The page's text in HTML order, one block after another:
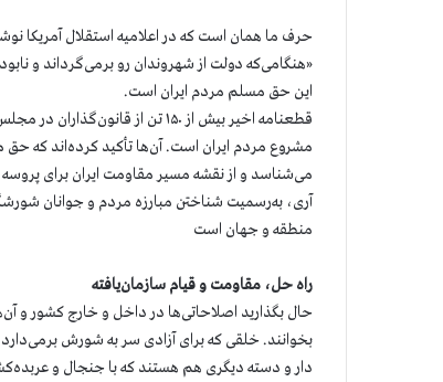
حرف ما همان است که در اعلامیه استقلال آمریکا
«هنگامی‌که دولت از شهروندان رو برمی‌گرداند و
این حق مسلم مردم ایران است.
قطعنامه اخیر بیش از ۱۵۰ تن از
مشروع مردم ایران است. آن‌ها تأکید کرده‌اند که حق
می‌شناسد و از نقشه مسیر مقاومت ایران برای
آری، به‌رسمیت شناختن مبارزه مردم و جوانان
منطقه و جهان است
راه حل، مقاومت و قیام سازمان‌یافته
حال بگذارید اصلاحاتی‌ها در داخل و خارج کشور و
بخوانند. خلقی که برای آزادی سر به شورش
دار و دسته دیگری هم هستند که با جنجال و